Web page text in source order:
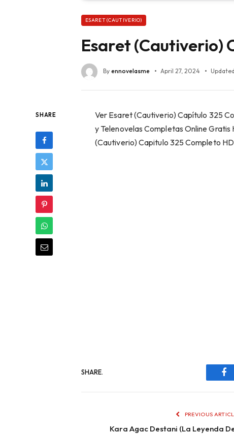
ESARET (CAUTIVERIO)
Esaret (Cautiverio)
By ennovelasme April 27, 2024
SHARE
Ver Esaret (Cautiverio) Capítulo 325
y Telenovelas Completas Online
(Cautiverio) Capitulo 325 Completo HD
SHARE.
PREVIOUS
Kara Agac Destani (La Leyenda